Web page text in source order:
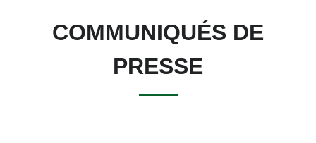
COMMUNIQUÉS DE
PRESSE